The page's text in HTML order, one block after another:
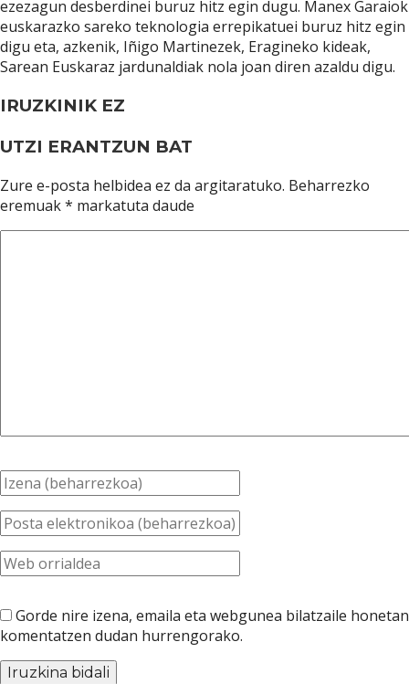
ezezagun desberdinei buruz hitz egin dugu. Manex Garaiok
euskarazko sareko teknologia errepikatuei buruz hitz egin
digu eta, azkenik, Iñigo Martinezek, Eragineko kideak,
Sarean Euskaraz jardunaldiak nola joan diren azaldu digu.
IRUZKINIK EZ
UTZI ERANTZUN BAT
Zure e-posta helbidea ez da argitaratuko. Beharrezko
eremuak* markatuta daude
Gorde nire izena, emaila eta webgunea bilatzaile honetan
komentatzen dudan hurrengorako.